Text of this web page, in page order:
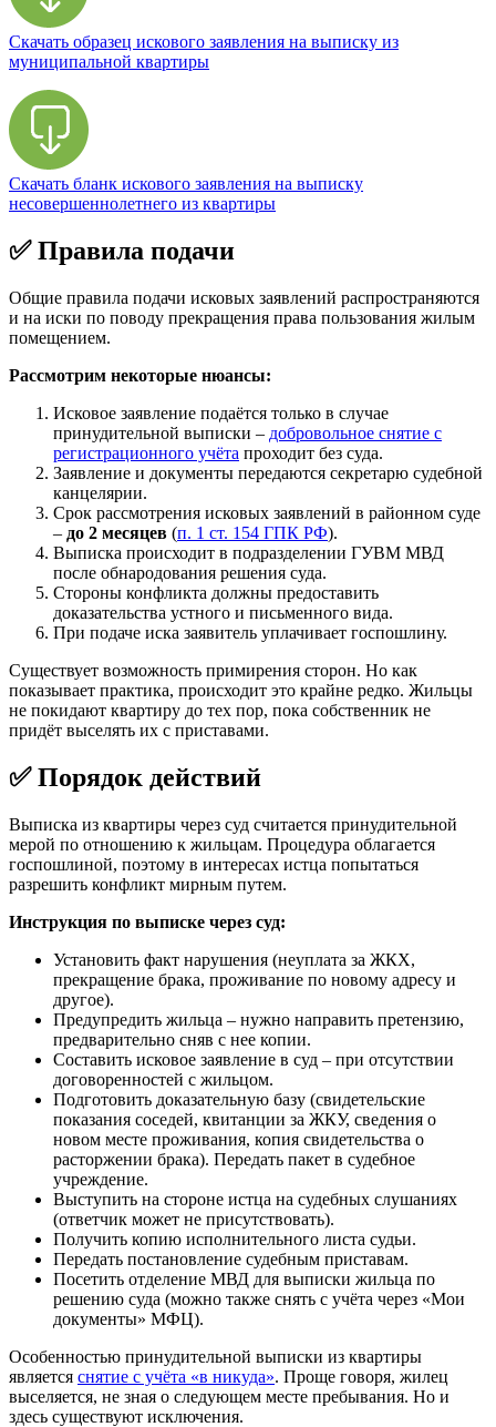
Скачать образец искового заявления на выписку из
муниципальной квартиры
Скачать бланк искового заявления на выписку
несовершеннолетнего из квартиры
✅ Правила подачи
Общие правила подачи исковых заявлений распространяются
и на иски по поводу прекращения права пользования жилым
помещением.
Рассмотрим некоторые нюансы:
Исковое заявление подаётся только в случае
принудительной выписки – добровольное снятие с
регистрационного учёта проходит без суда.
Заявление и документы передаются секретарю судебной
канцелярии.
Срок рассмотрения исковых заявлений в районном суде
– до 2 месяцев (п. 1 ст. 154 ГПК РФ).
Выписка происходит в подразделении ГУВМ МВД
после обнародования решения суда.
Стороны конфликта должны предоставить
доказательства устного и письменного вида.
При подаче иска заявитель уплачивает госпошлину.
Существует возможность примирения сторон. Но как
показывает практика, происходит это крайне редко. Жильцы
не покидают квартиру до тех пор, пока собственник не
придёт выселять их с приставами.
✅ Порядок действий
Выписка из квартиры через суд считается принудительной
мерой по отношению к жильцам. Процедура облагается
госпошлиной, поэтому в интересах истца попытаться
разрешить конфликт мирным путем.
Инструкция по выписке через суд:
Установить факт нарушения (неуплата за ЖКХ,
прекращение брака, проживание по новому адресу и
другое).
Предупредить жильца – нужно направить претензию,
предварительно сняв с нее копии.
Составить исковое заявление в суд – при отсутствии
договоренностей с жильцом.
Подготовить доказательную базу (свидетельские
показания соседей, квитанции за ЖКУ, сведения о
новом месте проживания, копия свидетельства о
расторжении брака). Передать пакет в судебное
учреждение.
Выступить на стороне истца на судебных слушаниях
(ответчик может не присутствовать).
Получить копию исполнительного листа судьи.
Передать постановление судебным приставам.
Посетить отделение МВД для выписки жильца по
решению суда (можно также снять с учёта через «Мои
документы» МФЦ).
Особенностью принудительной выписки из квартиры
является снятие с учёта «в никуда». Проще говоря, жилец
выселяется, не зная о следующем месте пребывания. Но и
здесь существуют исключения.